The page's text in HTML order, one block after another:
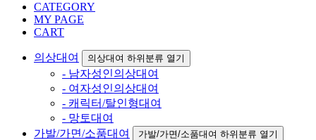
CATEGORY
MY PAGE
CART
의상대여 의상대여 하위분류 열기
- 남자성인의상대여
- 여자성인의상대여
- 캐릭터/탈인형대여
- 망토대여
가발/가면/소품대여
가발/가면/소품대여 하위분류 열기